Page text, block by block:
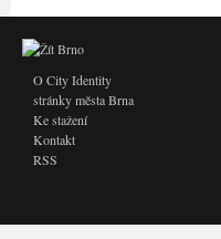
O City Identity
stránky města Brna
Ke stažení
Kontakt
RSS